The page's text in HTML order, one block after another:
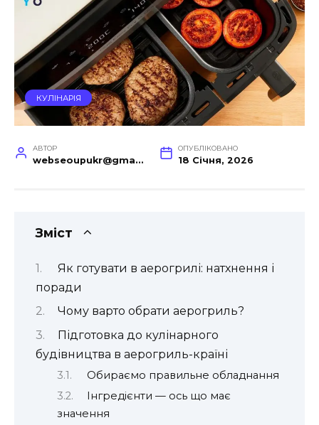
КУЛІНАРІЯ
АВТОР
webseoupukr@gmail.com
ОПУБЛІКОВАНО
18 Січня, 2026
Зміст
Як готувати в аерогрилі: натхнення і
поради
Чому варто обрати аерогриль?
Підготовка до кулінарного
будівництва в аерогриль-країні
Обираємо правильне обладнання
Інгредієнти — ось що має
значення